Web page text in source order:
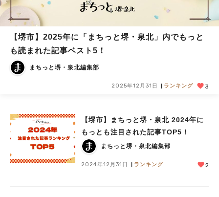
【堺市】2025年に「まちっと堺・泉北」内でもっと
も読まれた記事ベスト5！
まちっと堺・泉北編集部
2025年12月31日 ランキング 3
【堺市】まちっと堺・泉北 2024年に
もっとも注目された記事TOP5！
まちっと堺・泉北編集部
2024年12月31日 ランキング 2